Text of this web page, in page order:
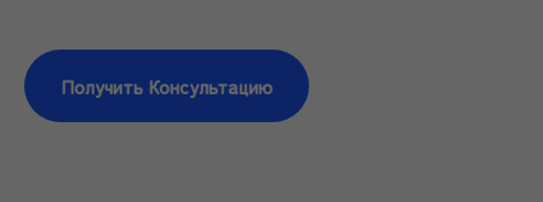
Получить Консультацию